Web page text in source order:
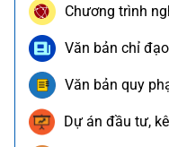
Chương trình
Văn bản chỉ
Văn bản quy
Dự án đầu tư,